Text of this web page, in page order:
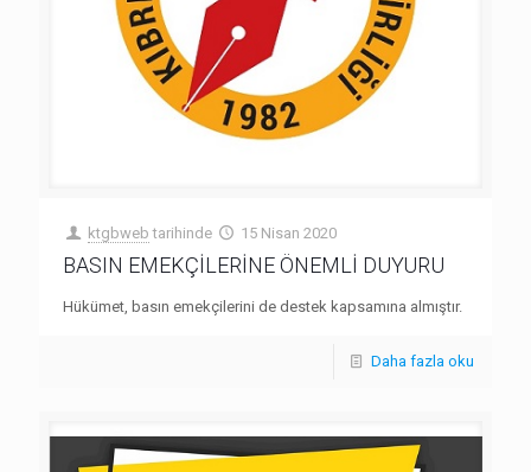
ktgbweb tarihinde 15 Nisan 2020
BASIN EMEKÇİLERİNE ÖNEMLİ DUYURU
Hükümet, basın emekçilerini de destek kapsamına almıştır.
Daha fazla oku